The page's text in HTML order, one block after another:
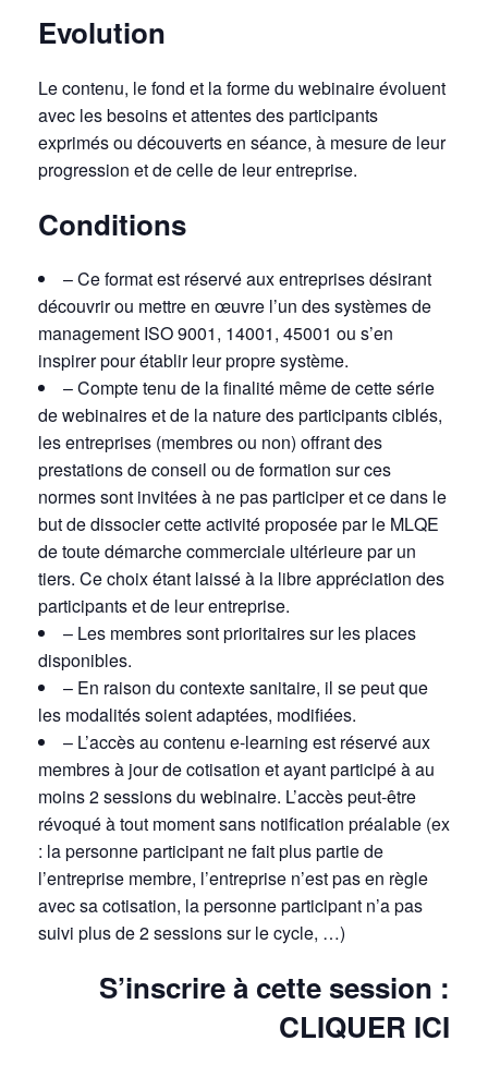
Evolution
Le contenu, le fond et la forme du webinaire évoluent
avec les besoins et attentes des participants
exprimés ou découverts en séance, à mesure de leur
progression et de celle de leur entreprise.
Conditions
– Ce format est réservé aux entreprises désirant
découvrir ou mettre en œuvre l’un des systèmes de
management ISO 9001, 14001, 45001 ou s’en
inspirer pour établir leur propre système.
– Compte tenu de la finalité même de cette série
de webinaires et de la nature des participants ciblés,
les entreprises (membres ou non) offrant des
prestations de conseil ou de formation sur ces
normes sont invitées à ne pas participer et ce dans le
but de dissocier cette activité proposée par le MLQE
de toute démarche commerciale ultérieure par un
tiers. Ce choix étant laissé à la libre appréciation des
participants et de leur entreprise.
– Les membres sont prioritaires sur les places
disponibles.
– En raison du contexte sanitaire, il se peut que
les modalités soient adaptées, modifiées.
– L’accès au contenu e-learning est réservé aux
membres à jour de cotisation et ayant participé à au
moins 2 sessions du webinaire. L’accès peut-être
révoqué à tout moment sans notification préalable (ex
: la personne participant ne fait plus partie de
l’entreprise membre, l’entreprise n’est pas en règle
avec sa cotisation, la personne participant n’a pas
suivi plus de 2 sessions sur le cycle, …)
S’inscrire à cette session :
CLIQUER ICI